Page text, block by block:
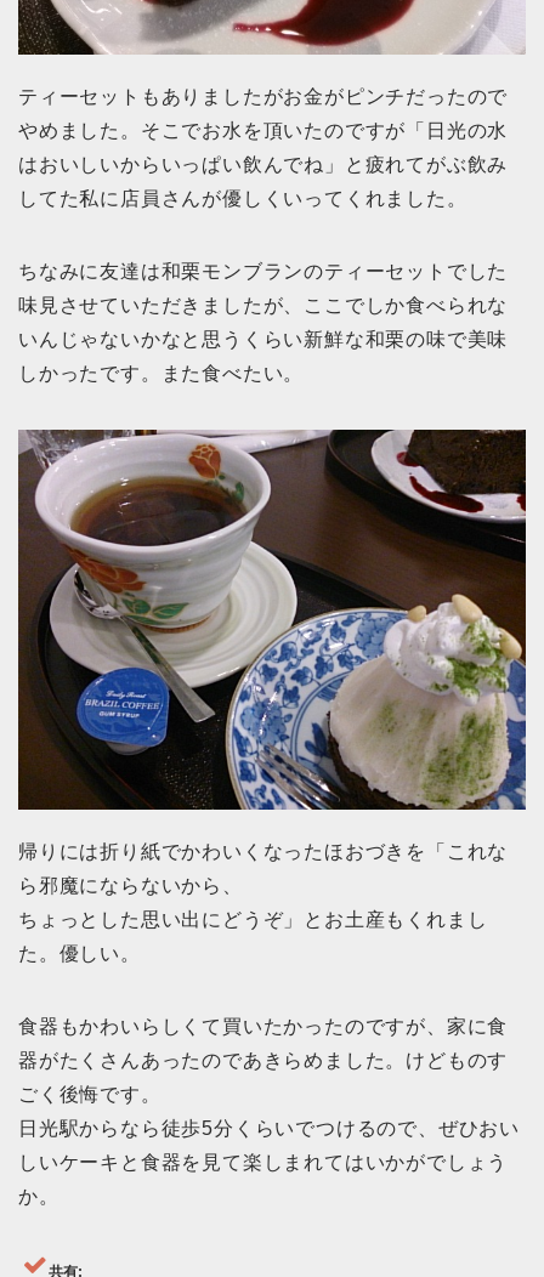
ティーセットもありましたがお金がピンチだったので
やめました。そこでお水を頂いたのですが「日光の水
はおいしいからいっぱい飲んでね」と疲れてがぶ飲み
してた私に店員さんが優しくいってくれました。
ちなみに友達は和栗モンブランのティーセットでした
味見させていただきましたが、ここでしか食べられな
いんじゃないかなと思うくらい新鮮な和栗の味で美味
しかったです。また食べたい。
帰りには折り紙でかわいくなったほおづきを「これな
ら邪魔にならないから、
ちょっとした思い出にどうぞ」とお土産もくれまし
た。優しい。
食器もかわいらしくて買いたかったのですが、家に食
器がたくさんあったのであきらめました。けどものす
ごく後悔です。
日光駅からなら徒歩5分くらいでつけるので、ぜひおい
しいケーキと食器を見て楽しまれてはいかがでしょう
か。
共有: